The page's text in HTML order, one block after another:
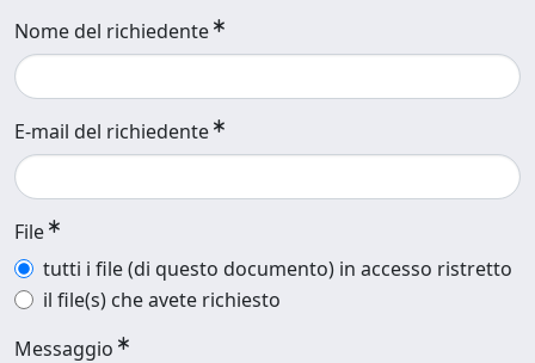
Nome del richiedente
E-mail del richiedente
File
tutti i file (di questo documento) in accesso ristretto
il file(s) che avete richiesto
Messaggio